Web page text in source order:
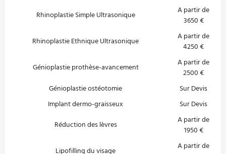
Rhinoplastie Simple Ultrasonique
A partir de
3650 €
Rhinoplastie Ethnique Ultrasonique
A partir de
4250 €
Génioplastie prothèse-avancement
A partir de
2500 €
Génioplastie ostéotomie
Sur Devis
Implant dermo-graisseux
Sur Devis
Réduction des lèvres
A partir de
1950 €
Lipofilling du visage
A partir de